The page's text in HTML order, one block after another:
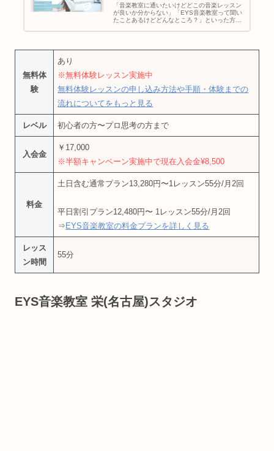
「音楽教室に通いたいけどどこの音楽レッスン
が良いか分からない」「EYS音楽教室って聞い
たことあるけどどんなところ？」といった方に
無料体
験
あり
※無料体験レッスン実施中
無料体験レッスンの申し込み方法や手順・体験までの
流れについてをもっと見る
レベル 初心者の方〜プロ思考の方まで
入会金
￥17,000
※半額キャンペーン実施中で現在入会金¥8,500
料金
土日含む通常プラン13,280円〜1レッスン55分/月2回
平日割引プラン12,480円〜 1レッスン55分/月2回
⇒EYS音楽教室の料金プランを詳しく見る
レッス
ン時間
55分
EYS音楽教室 栄(名古屋)スタジオ